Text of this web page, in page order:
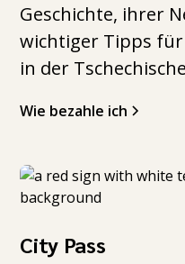
Geschichte, ihrer
wichtiger Tipps
in der
Wie bezahle ich
City Pass